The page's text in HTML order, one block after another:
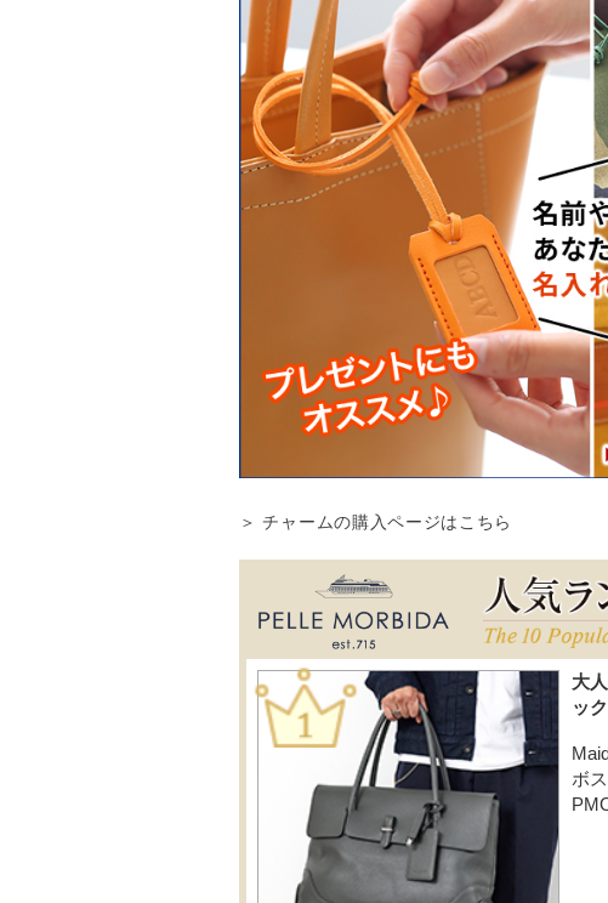
＞ チャームの購入ページはこちら